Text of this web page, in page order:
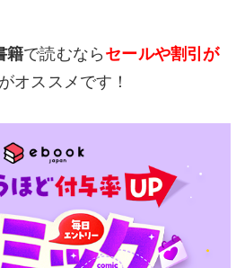
籍で読むならセールや割引が
がオススメです！